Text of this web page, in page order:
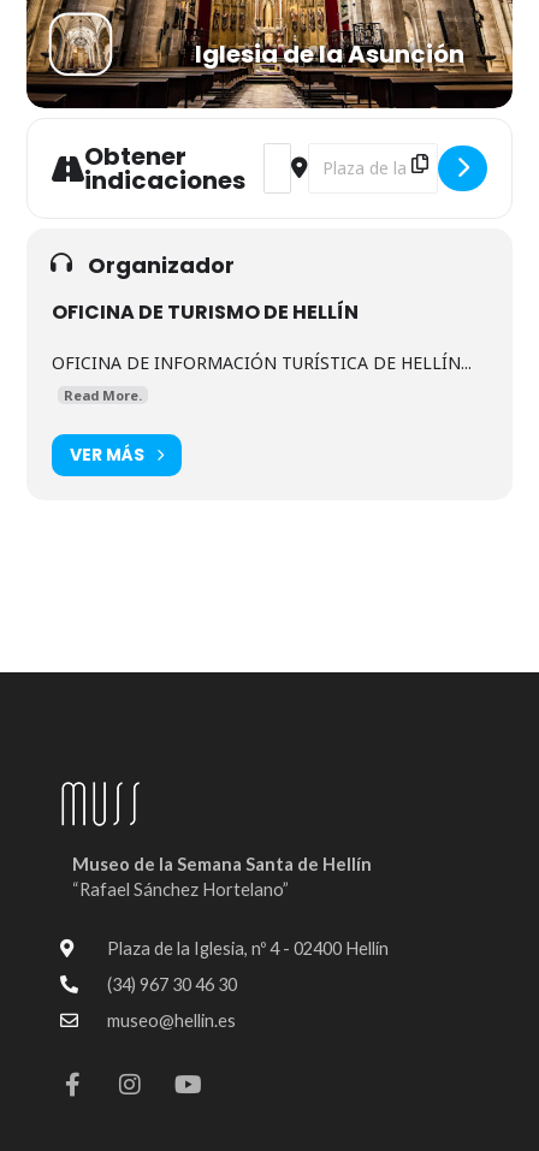
Iglesia de la Asunción
Obtener
indicaciones
Address - Visita guiada por el
Destination Address - Visita
Organizador
OFICINA DE TURISMO DE HELLÍN
OFICINA DE INFORMACIÓN TURÍSTICA DE HELLÍN...
Read More.
VER MÁS
Museo de la Semana Santa de Hellín
“Rafael Sánchez Hortelano”
Plaza de la Iglesia, nº 4 - 02400 Hellín
(34) 967 30 46 30
museo@hellin.es
a
c
n
s
o
u